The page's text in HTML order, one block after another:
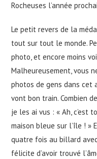
Rocheuses l’année
Le petit revers de la
tout sur tout le monde.
photo, et encore moins
Malheureusement, vous
photos de gens dans cet
vont bon train. Combien
je les ai vus : « Ah, c’est
maison bleue sur l’île ! »
quatre fois au billard
félicite d’avoir trouvé